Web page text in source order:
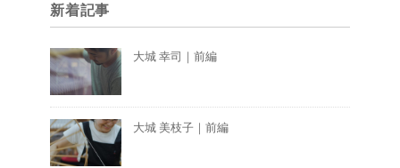
新着記事
大城 幸司｜前編
大城 美枝子｜前編